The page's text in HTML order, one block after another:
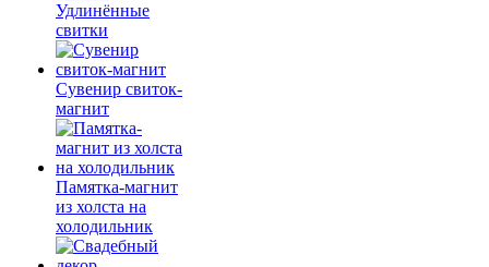
Удлинённые
свитки
Сувенир свиток-
магнит
Памятка-магнит
из холста на
холодильник